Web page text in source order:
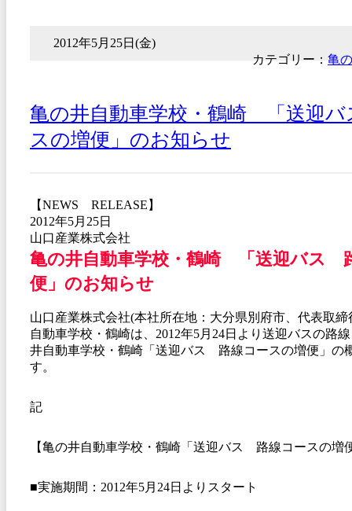
2012年5月25日(金)
カテゴリー： 亀
亀の井自動車学校・鶴崎 「送迎
スの増便」のお知らせ
【NEWS RELEASE】
2012年5月25日
山口産業株式会社
亀の井自動車学校・鶴崎 「送迎バス
便」のお知らせ
山口産業株式会社(本社所在地：大分県別府市、代表
自動車学校・鶴崎は、2012年5月24日より送迎バスの路
井自動車学校・鶴崎「送迎バス 路線コースの増便」の
す。
記
【亀の井自動車学校・鶴崎「送迎バス 路線コースの増
■実施期間：2012年5月24日よりスタート